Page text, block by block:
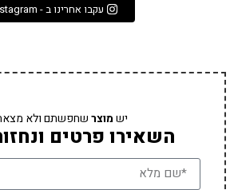
עקבו אחרינו ב - Instagram
ישמוצרשחפשתם ולא
השאירו פרטים